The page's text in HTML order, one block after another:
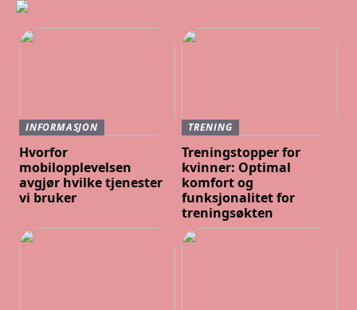
INFORMASJON
Hvorfor
mobilopplevelsen
avgjør hvilke tjenester
vi bruker
TRENING
Treningstopper for
kvinner: Optimal
komfort og
funksjonalitet for
treningsøkten